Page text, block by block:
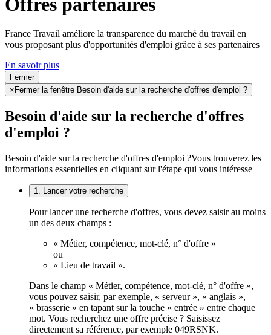
France Travail améliore la transparence du marché du travail en
vous proposant plus d'opportunités d'emploi grâce à ses partenaires
En savoir plus
Fermer
× Fermer la fenêtre Besoin d'aide sur la recherche d'offres d'emploi ?
Besoin d'aide sur la recherche d'offres
d'emploi ?
Besoin d'aide sur la recherche d'offres d'emploi ?Vous trouverez les
informations essentielles en cliquant sur l'étape qui vous intéresse
1. Lancer votre recherche
Pour lancer une recherche d'offres, vous devez saisir au moins
un des deux champs :
« Métier, compétence, mot-clé, n° d'offre »
ou
« Lieu de travail ».
Dans le champ « Métier, compétence, mot-clé, n° d'offre »,
vous pouvez saisir, par exemple, « serveur », « anglais »,
« brasserie » en tapant sur la touche « entrée » entre chaque
mot. Vous recherchez une offre précise ? Saisissez
directement sa référence, par exemple 049RSNK.